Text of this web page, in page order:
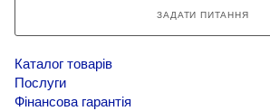
ЗАДАТИ ПИТАННЯ
Каталог товарів
Послуги
Фінансова гарантія